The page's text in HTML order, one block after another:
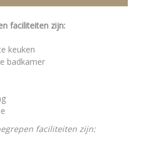
faciliteiten zijn:
keuken
badkamer
faciliteiten zijn: